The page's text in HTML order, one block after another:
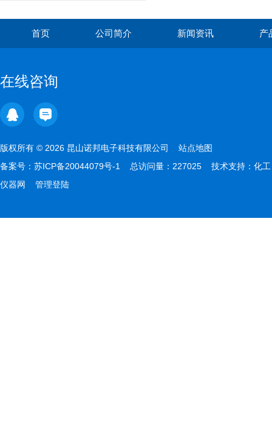
首页 公司简介 新闻资讯 产
在线咨询
版权所有 © 2026 昆山诺邦电子科技有限公司 站点地图
备案号： 苏ICP备20044079号-1 总访问量：227025 技术支持： 化工
仪器网
管理登陆